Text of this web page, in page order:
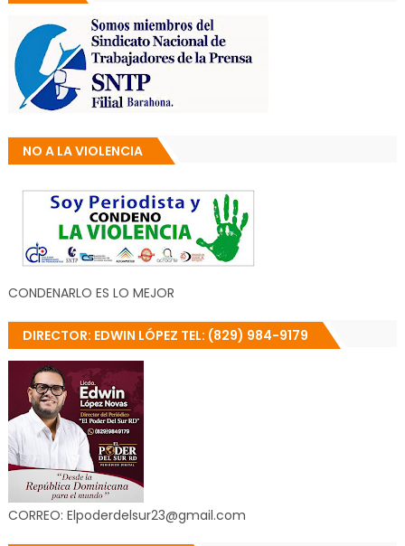
NO A LA VIOLENCIA
CONDENARLO ES LO MEJOR
DIRECTOR: EDWIN LÓPEZ TEL: (829) 984-9179
CORREO: Elpoderdelsur23@gmail.com